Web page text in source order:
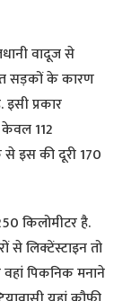
वादूज से
सड़कों के कारण
प्रकार
112
से इस की दूरी 170
किलोमीटर है.
से लिक्टेंस्टाइन तो
पिकनिक मनाने